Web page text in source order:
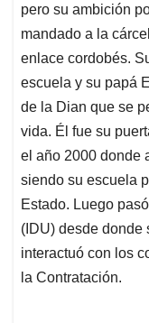
pero su ambición
mandado a la
enlace cordobés.
escuela y su papá
de la Dian que se
vida. Él fue su
el año 2000 donde
siendo su escuela
Estado. Luego
(IDU) desde donde
interactuó con los
la Contratación.